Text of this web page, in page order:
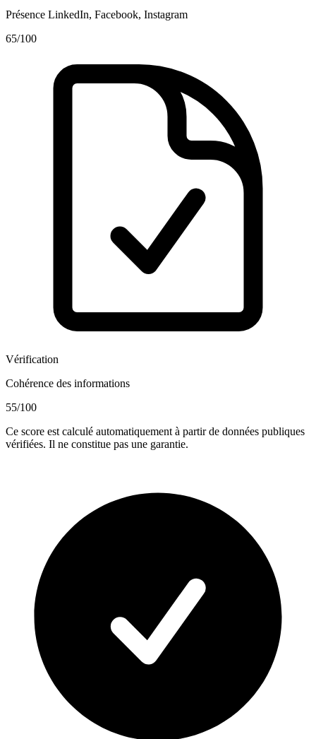
Présence LinkedIn, Facebook, Instagram
65/100
Vérification
Cohérence des informations
55/100
Ce score est calculé automatiquement à partir de données publiques
vérifiées. Il ne constitue pas une garantie.